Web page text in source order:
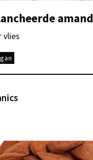
vlies